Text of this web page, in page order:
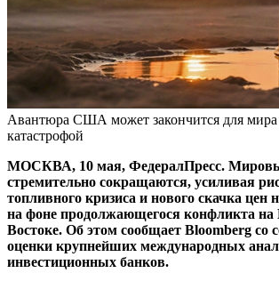
Авантюра США может закончится для мира
катастрофой
МОСКВА, 10 мая, ФедералПресс.
стремительно сокращаются, усиливая
топливного кризиса и нового скачка цен
на фоне продолжающегося конфликта
Востоке. Об этом сообщает Bloomberg со
оценки крупнейших международных
инвестиционных банков.